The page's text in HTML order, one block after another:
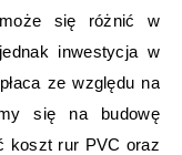
się różnić w
inwestycja w
ze względu na
się na budowę
koszt rur PVC oraz